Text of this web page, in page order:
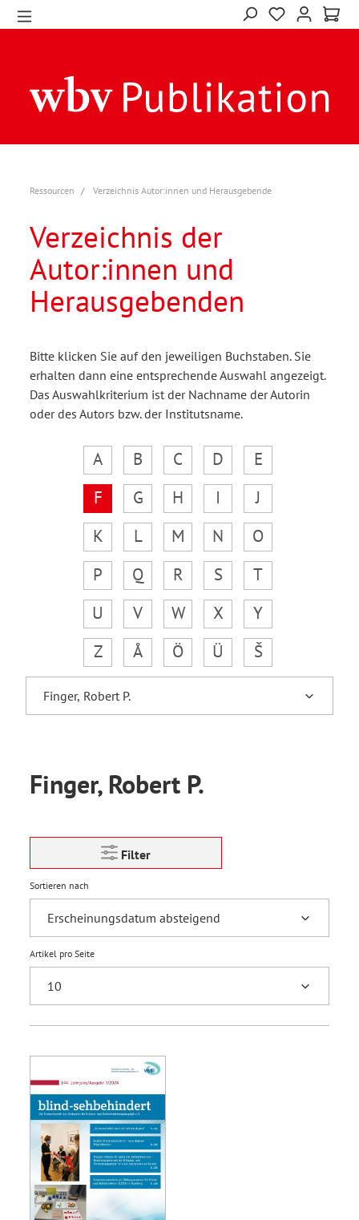
Ressourcen Verzeichnis Autor:innen und Herausgebende
Verzeichnis der
Autor:innen und
Herausgebenden
Bitte klicken Sie auf den jeweiligen Buchstaben. Sie
erhalten dann eine entsprechende Auswahl angezeigt.
Das Auswahlkriterium ist der Nachname der Autorin
oder des Autors bzw. der Institutsname.
A B C D
E
F
G H I
J
K
L M N
O
P
Q R S
T
U
V W X
Y
Z
Å Ö Ü Š
Finger, Robert P.
Filter
Sortieren nach
Artikel pro Seite